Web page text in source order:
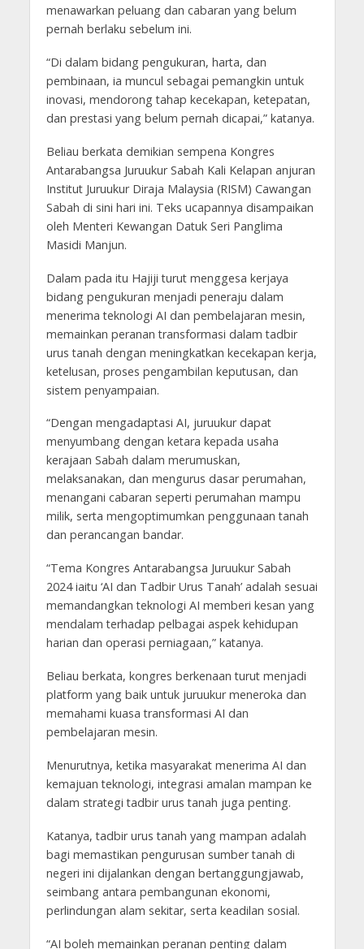
menawarkan peluang dan cabaran yang belum
pernah berlaku sebelum ini.
“Di dalam bidang pengukuran, harta, dan
pembinaan, ia muncul sebagai pemangkin untuk
inovasi, mendorong tahap kecekapan, ketepatan,
dan prestasi yang belum pernah dicapai,” katanya.
Beliau berkata demikian sempena Kongres
Antarabangsa Juruukur Sabah Kali Kelapan anjuran
Institut Juruukur Diraja Malaysia (RISM) Cawangan
Sabah di sini hari ini. Teks ucapannya disampaikan
oleh Menteri Kewangan Datuk Seri Panglima
Masidi Manjun.
Dalam pada itu Hajiji turut menggesa kerjaya
bidang pengukuran menjadi peneraju dalam
menerima teknologi AI dan pembelajaran mesin,
memainkan peranan transformasi dalam tadbir
urus tanah dengan meningkatkan kecekapan kerja,
ketelusan, proses pengambilan keputusan, dan
sistem penyampaian.
“Dengan mengadaptasi AI, juruukur dapat
menyumbang dengan ketara kepada usaha
kerajaan Sabah dalam merumuskan,
melaksanakan, dan mengurus dasar perumahan,
menangani cabaran seperti perumahan mampu
milik, serta mengoptimumkan penggunaan tanah
dan perancangan bandar.
“Tema Kongres Antarabangsa Juruukur Sabah
2024 iaitu ‘AI dan Tadbir Urus Tanah’ adalah sesuai
memandangkan teknologi AI memberi kesan yang
mendalam terhadap pelbagai aspek kehidupan
harian dan operasi perniagaan,” katanya.
Beliau berkata, kongres berkenaan turut menjadi
platform yang baik untuk juruukur meneroka dan
memahami kuasa transformasi AI dan
pembelajaran mesin.
Menurutnya, ketika masyarakat menerima AI dan
kemajuan teknologi, integrasi amalan mampan ke
dalam strategi tadbir urus tanah juga penting.
Katanya, tadbir urus tanah yang mampan adalah
bagi memastikan pengurusan sumber tanah di
negeri ini dijalankan dengan bertanggungjawab,
seimbang antara pembangunan ekonomi,
perlindungan alam sekitar, serta keadilan sosial.
“AI boleh memainkan peranan penting dalam